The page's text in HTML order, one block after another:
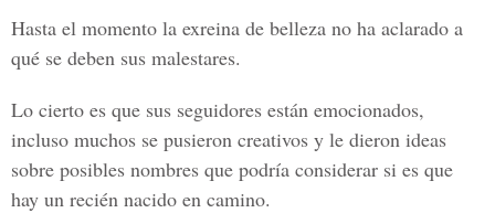
Hasta el momento la exreina de belleza no ha aclarado a
qué se deben sus malestares.
Lo cierto es que sus seguidores están emocionados,
incluso muchos se pusieron creativos y le dieron ideas
sobre posibles nombres que podría considerar si es que
hay un recién nacido en camino.